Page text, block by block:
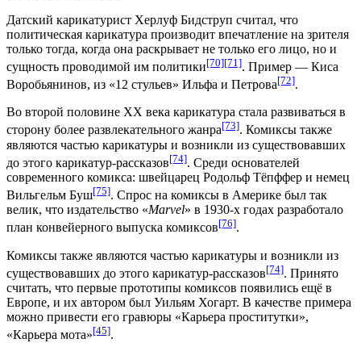
Датский карикатурист Херлуф Бидструп считал, что
политическая карикатура производит впечатление на зрителя
только тогда, когда она раскрывает не только его лицо, но и
сущность проводимой им политики[70][71]. Пример — Киса
Воробьянинов, из «12 стульев» Ильфа и Петрова[72].
Во второй половине XX века карикатура стала развиваться в
сторону более развлекательного жанра[73]. Комиксы также
являются частью карикатуры и возникли из существовавших
до этого карикатур-рассказов[74]. Среди основателей
современного комикса: швейцарец Родольф Тёпффер и немец
Вильгельм Буш[75]. Спрос на комиксы в Америке был так
велик, что издательство «Marvel» в 1930-х годах разработало
план конвейерного выпуска комиксов[76].
Комиксы также являются частью карикатуры и возникли из
существовавших до этого карикатур-рассказов[74]. Принято
считать, что первые прототипы комиксов появились ещё в
Европе, и их автором был Уильям Хогарт. В качестве примера
можно привести его гравюры «Карьера проститутки»,
«Карьера мота»[45].